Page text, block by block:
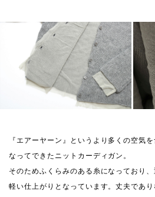
『エアーヤーン』というより多くの空気
なってできたニットカーディガン。
そのためふくらみのある糸になっており
軽い仕上がりとなっています。丈夫であ